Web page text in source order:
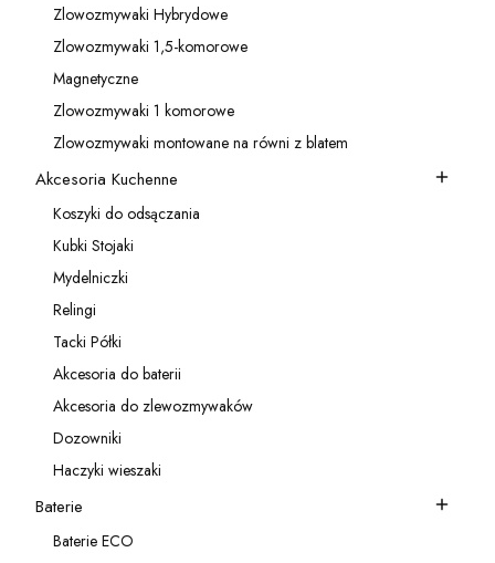
Kategoria - Zlowozmywaki Hybrydowe
Zlowozmywaki Hybrydowe
Kategoria - Zlowozmywaki 1,5-komorowe
Zlowozmywaki 1,5-komorowe
Kategoria - Magnetyczne
Magnetyczne
Kategoria - Zlowozmywaki 1 komorowe
Zlowozmywaki 1 komorowe
Kategoria - Zlowozmywaki montowane na równi z blatem
Zlowozmywaki montowane na równi z blatem
Kategoria - Akcesoria Kuchenne
Akcesoria Kuchenne
Kategoria - Koszyki do odsączania
Koszyki do odsączania
Kategoria - Kubki Stojaki
Kubki Stojaki
Kategoria - Mydelniczki
Mydelniczki
Kategoria - Relingi
Relingi
Kategoria - Tacki Półki
Tacki Półki
Kategoria - Akcesoria do baterii
Akcesoria do baterii
Kategoria - Akcesoria do zlewozmywaków
Akcesoria do zlewozmywaków
Kategoria - Dozowniki
Dozowniki
Kategoria - Haczyki wieszaki
Haczyki wieszaki
Kategoria - Baterie
Baterie
Kategoria - Baterie ECO
Baterie ECO